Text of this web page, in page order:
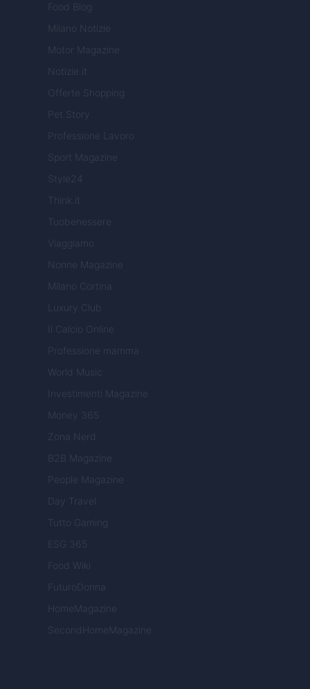
Food Blog
Milano Notizie
Motor Magazine
Notizie.it
Offerte Shopping
Pet Story
Professione Lavoro
Sport Magazine
Style24
Think.it
Tuobenessere
Viaggiamo
Nonne Magazine
Milano Cortina
Luxury Club
Il Calcio Online
Professione mamma
World Music
Investimenti Magazine
Money 365
Zona Nerd
B2B Magazine
People Magazine
Day Travel
Tutto Gaming
ESG 365
Food Wiki
FuturoDonna
HomeMagazine
SecondHomeMagazine